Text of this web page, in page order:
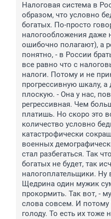
Налоговая система в
образом, что условно
богатых. По-просто
налогообложения даже
ошибочно полагают), а
понятно, - в России
все равно что с
налоги. Потому и не
прогрессивную шкалу,
плоскую. - Она у нас,
регрессивная. Чем
платишь. Но скоро это
количество условно
катастрофически
военных
стал разбегаться. Так
богатых не будет, так
налогоплательщики. Ну
Щедрина один мужик
прокормить. Так вот, -
слова совсем. И потому
голоду. То есть их тоже